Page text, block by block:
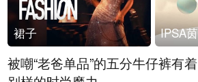
裙子
被嘲“老爸单品”的五分牛仔裤有着